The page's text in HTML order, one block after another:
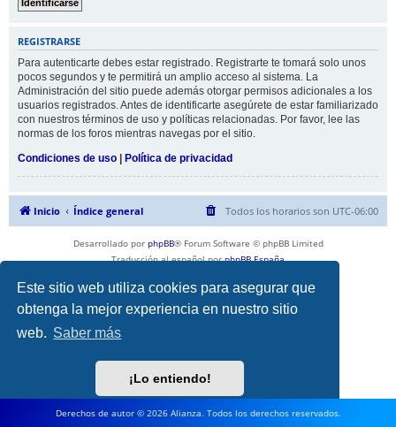
Este sitio web utiliza cookies para asegurar que
obtenga la mejor experiencia en nuestro sitio
web. Saber más
¡Lo entiendo!
REGISTRARSE
Para autenticarte debes estar registrado. Registrarte te tomará solo unos
pocos segundos y te permitirá un amplio acceso al sistema. La
Administración del sitio puede además otorgar permisos adicionales a los
usuarios registrados. Antes de identificarte asegúrete de estar familiarizado
con nuestros términos de uso y políticas relacionadas. Por favor, lee las
normas de los foros mientras navegas por el sitio.
Condiciones de uso | Política de privacidad
Inicio Índice general Todos los horarios son UTC-06:00
Desarrollado por phpBB® Forum Software © phpBB Limited
Traducción al español porphpBB España
Derechos de autor © 2026 Alianza. Todos los derechos reservados.